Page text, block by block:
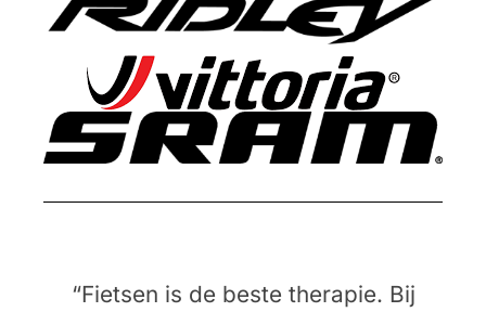
“Fietsen is de beste therapie. Bij